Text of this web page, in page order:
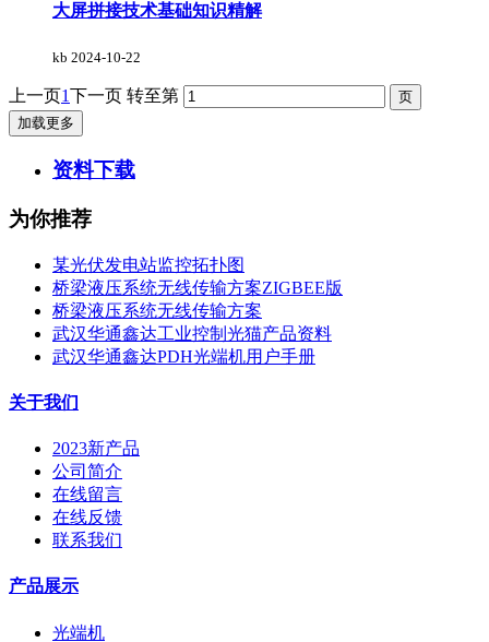
大屏拼接技术基础知识精解
kb 2024-10-22
上一页1下一页 转至第
加载更多
资料下载
为你推荐
某光伏发电站监控拓扑图
桥梁液压系统无线传输方案ZIGBEE版
桥梁液压系统无线传输方案
武汉华通鑫达工业控制光猫产品资料
武汉华通鑫达PDH光端机用户手册
关于我们
2023新产品
公司简介
在线留言
在线反馈
联系我们
产品展示
光端机